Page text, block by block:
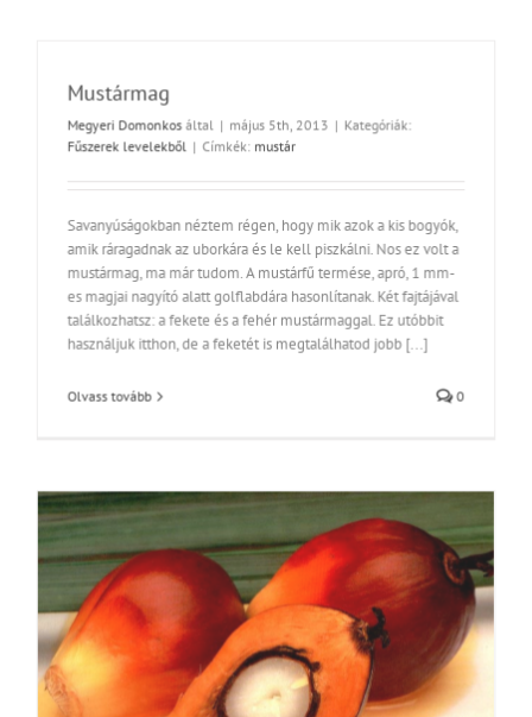
Mustármag
Megyeri Domonkosáltal | május 5th, 2013 | Kategóriák:
Fűszerek levelekből | Címkék: mustár
Savanyúságokban néztem régen, hogy mik azok a kis bogyók,
amik ráragadnak az uborkára és le kell piszkálni. Nos ez volt a
mustármag, ma már tudom. A mustárfű termése, apró, 1 mm-
es magjai nagyító alatt golflabdára hasonlítanak. Két fajtájával
találkozhatsz: a fekete és a fehér mustármaggal. Ez utóbbit
használjuk itthon, de a feketét is megtalálhatod jobb [...]
Olvass tovább 0